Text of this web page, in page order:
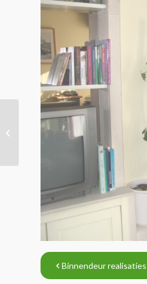
Binnendeur realisaties
Binnendeur realisatie